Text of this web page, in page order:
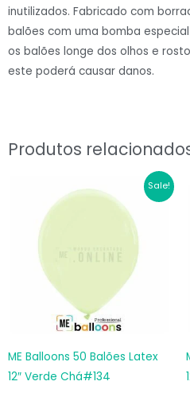
inutilizados. Fabricado com
balões com uma bomba
os balões longe dos olhos e
este poderá causar danos.
Produtos
Sale!
ME Balloons 50 Balões Latex
12″ Verde Chá#134
preço
original
era:
€6.60.
preço